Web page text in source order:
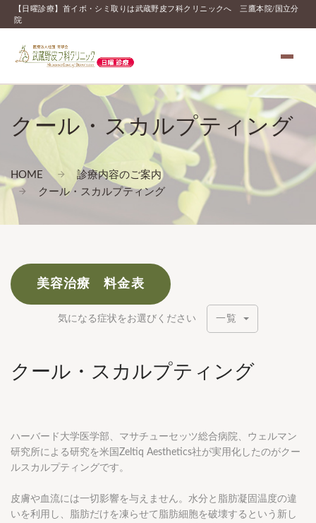
【日曜診療】首イボ・シミ取りは武蔵野皮フ科クリニックへ 三鷹本院/国立分
院
クール・スカルプティング
HOME
診療内容のご案内
クール・スカルプティング
美容治療 料金表
気になる症状をお選びください 一覧
クール・スカルプティング
ハーバード大学医学部、マサチューセッツ総合病院、ウェルマン
研究所による研究を米国Zeltiq Aesthetics社が実用化したのがクー
ルスカルプティングです。
皮膚や血流には一切影響を与えません。水分と脂肪凝固温度の違
いを利用し、脂肪だけを凍らせて脂肪細胞を破壊するという新し